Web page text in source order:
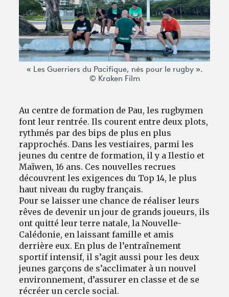
« Les Guerriers du Pacifique, nés pour le rugby ».
© Kraken Film
Au centre de formation de Pau, les rugbymen
font leur rentrée. Ils courent entre deux plots,
rythmés par des bips de plus en plus
rapprochés. Dans les vestiaires, parmi les
jeunes du centre de formation, il y a Ilestio et
Maïwen, 16 ans. Ces nouvelles recrues
découvrent les exigences du Top 14, le plus
haut niveau du rugby français.
Pour se laisser une chance de réaliser leurs
rêves de devenir un jour de grands joueurs, ils
ont quitté leur terre natale, la Nouvelle-
Calédonie, en laissant famille et amis
derrière eux. En plus de l’entraînement
sportif intensif, il s’agit aussi pour les deux
jeunes garçons de s’acclimater à un nouvel
environnement, d’assurer en classe et de se
récréer un cercle social.